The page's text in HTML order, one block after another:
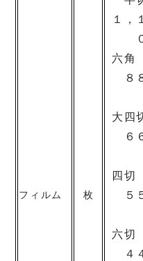
フィルム 枚
１，
六
８
大四
６
四
５
六
４